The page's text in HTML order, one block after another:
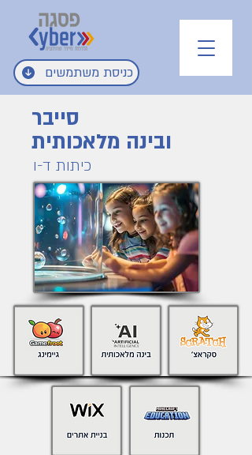
כניסת משתמשים
סייבר
ובינה מלאכותית
כיתות ד-ו